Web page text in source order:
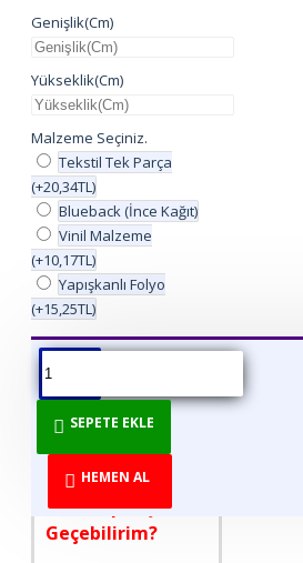
Genişlik(Cm)
Yükseklik(Cm)
Malzeme Seçiniz.
Tekstil Tek Parça
(+20,34TL)
Blueback (İnce Kağıt)
Vinil Malzeme
(+10,17TL)
Yapışkanlı Folyo
(+15,25TL)
SEPETE EKLE
HEMEN AL
ÜRÜN BILGISI ÜRÜN YORUMLARI
DİREKT ÜRETİCİDEN
TÜKETİCİYE!
Nasıl Sipariş
Geçebilirim?